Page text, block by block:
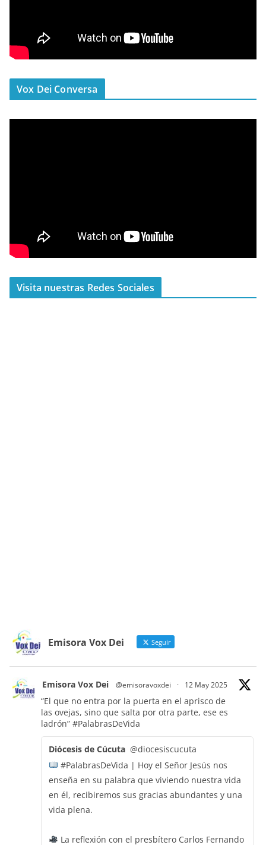
Vox Dei Conversa
Visita nuestras Redes Sociales
Emisora Vox Dei Seguir
Emisora Vox Dei @emisoravoxdei · 12 May 2025
“El que no entra por la puerta en el aprisco de
las ovejas, sino que salta por otra parte, ese es
ladrón” #PalabrasDeVida
Diócesis de Cúcuta @diocesiscucuta
#PalabrasDeVida | Hoy el Señor Jesús nos
enseña en su palabra que viviendo nuestra vida
en él, recibiremos sus gracias abundantes y una
vida plena.
La reflexión con el presbítero Carlos Fernando